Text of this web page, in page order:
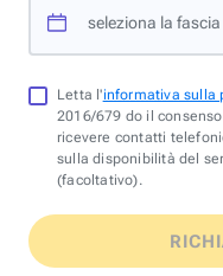
seleziona la
Letta l'informativa sulla
2016/679 do il
ricevere contatti
sulla disponibilità del
(facoltativo).